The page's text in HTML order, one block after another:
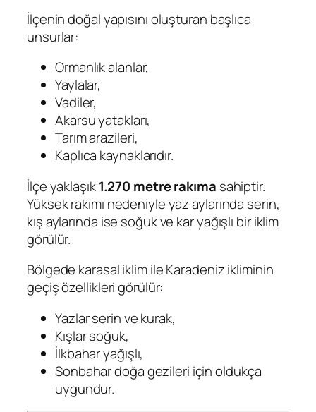
İlçenin doğal yapısını oluşturan başlıca
unsurlar:
Ormanlık alanlar,
Yaylalar,
Vadiler,
Akarsu yatakları,
Tarım arazileri,
Kaplıca kaynaklarıdır.
İlçe yaklaşık1.270 metre rakıma sahiptir.
Yüksek rakımı nedeniyle yaz aylarında serin,
kış aylarında ise soğuk ve kar yağışlı bir iklim
görülür.
Bölgede karasal iklim ile Karadeniz ikliminin
geçiş özellikleri görülür:
Yazlar serin ve kurak,
Kışlar soğuk,
İlkbahar yağışlı,
Sonbahar doğa gezileri için oldukça
uygundur.